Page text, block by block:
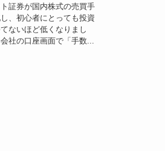
証券が国内株式の売買手
、初心者にとっても投資
ないほど低くなりまし
社の口座画面で「手数...